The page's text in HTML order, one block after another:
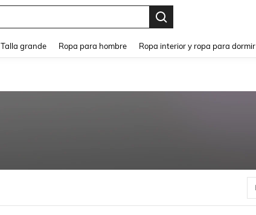
Talla grande Ropa para hombre Ropa interior y ropa para dormir